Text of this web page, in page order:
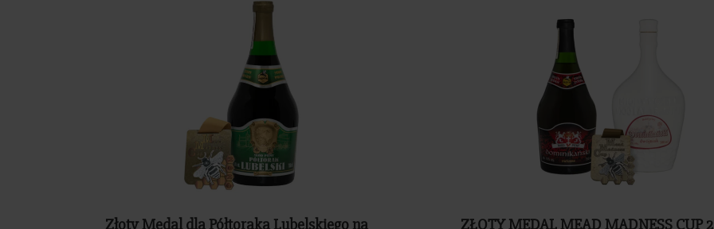
Złoty Medal dla Półtoraka Lubelskiego na ZŁOTY MEDAL MEAD MADNESS CUP